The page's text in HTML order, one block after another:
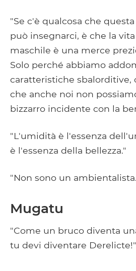
"Se c'è qualcosa che
può insegnarci, è che la
maschile è una merce
Solo perché abbiamo
caratteristiche sbalorditive,
che anche noi non
bizzarro incidente con la
"L'umidità è l'essenza
è l'essenza della bellezza."
"Non sono un
Mugatu
"Come un bruco diventa
tu devi diventare Derelicte!"